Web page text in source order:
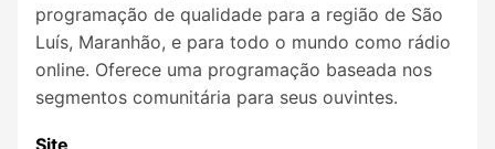
programação de qualidade para a região de São
Luís, Maranhão, e para todo o mundo como rádio
online. Oferece uma programação baseada nos
segmentos comunitária para seus ouvintes.